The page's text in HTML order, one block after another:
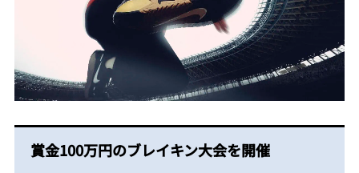
賞金100万円のブレイキン大会を開催